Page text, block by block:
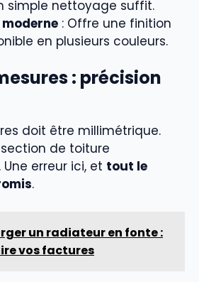
simple nettoyage suffit.
: Offre une finition
en plusieurs couleurs.
: précision
doit être millimétrique.
de toiture
erreur ici, et tout le
.
un radiateur en fonte :
vos factures